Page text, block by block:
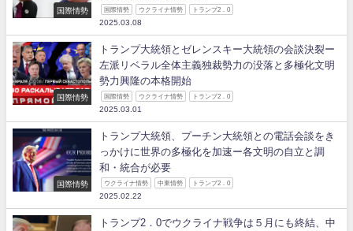
国際情勢 国際情勢 ウクライナ情勢 トランプ2．0
2025.03.08
国際情勢
トランプ大統領とゼレンスキー大統領の会談決裂ー
左派リベラル全体主義独裁勢力の没落と多極化文明
勢力興隆の本格開始
国際情勢 ウクライナ情勢 トランプ2．0
2025.03.01
国際情勢
トランプ大統領、プーチン大統領との電話会談をき
っかけに世界の多極化を加速ー各文明の自立と調
和・統合が必要
ウクライナ情勢 中東情勢 トランプ2．0
2025.02.22
トランプ2．0でウクライナ戦争は５月にも終結、中